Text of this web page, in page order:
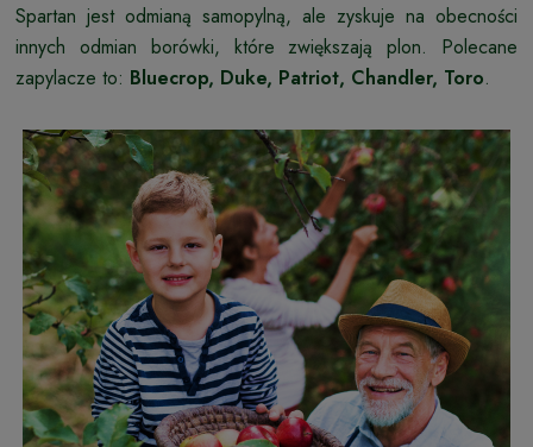
Spartan jest odmianą samopylną, ale zyskuje na obecności
innych odmian borówki, które zwiększają plon. Polecane
zapylacze to: Bluecrop, Duke, Patriot, Chandler, Toro.